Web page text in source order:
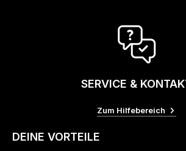
SERVICE &
Zum Hilfebereich
DEINE VORTEILE